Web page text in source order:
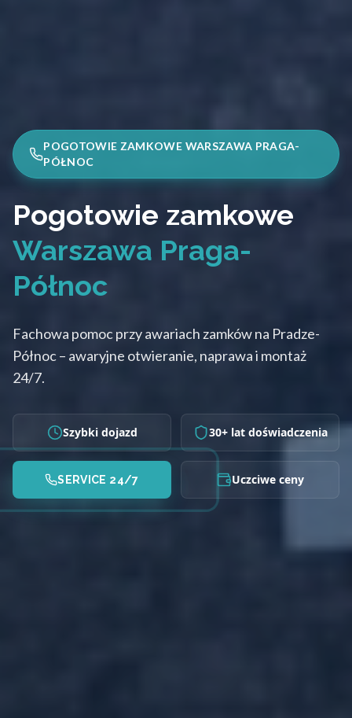
POGOTOWIE ZAMKOWE WARSZAWA PRAGA-
PÓŁNOC
Pogotowie zamkowe
Warszawa Praga-
Północ
Fachowa pomoc przy awariach zamków na Pradze-
Północ – awaryjne otwieranie, naprawa i montaż
24/7.
Szybki dojazd 30+ lat doświadczenia
SERVICE 24/7 Uczciwe ceny